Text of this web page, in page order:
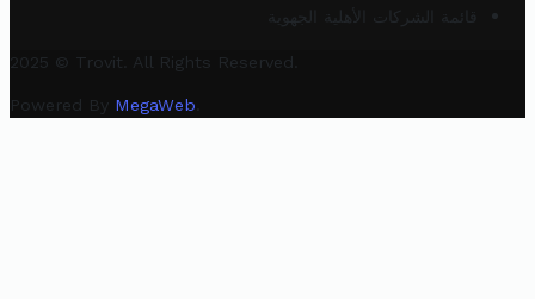
قائمة الشركات الأهلية الجهوية
2025 © Trovit. All Rights Reserved.
Powered By MegaWeb